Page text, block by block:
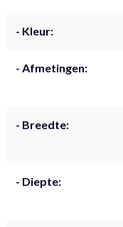
- Kleur:
- Afmetingen:
- Breedte:
- Diepte: